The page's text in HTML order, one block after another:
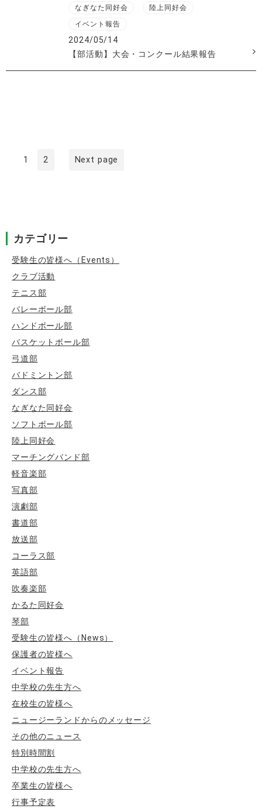
なぎなた同好会
陸上同好会
イベント報告
2024/05/14
【部活動】大会・コンクール結果報告
ン
Page
1 Page
2 Next page
カテゴリー
受験生の皆様へ（Events）
クラブ活動
テニス部
バレーボール部
ハンドボール部
バスケットボール部
弓道部
バドミントン部
ダンス部
なぎなた同好会
ソフトボール部
陸上同好会
マーチングバンド部
軽音楽部
写真部
演劇部
書道部
放送部
コーラス部
英語部
吹奏楽部
かるた同好会
琴部
受験生の皆様へ（News）
保護者の皆様へ
イベント報告
中学校の先生方へ
在校生の皆様へ
ニュージーランドからのメッセージ
その他のニュース
特別時間割
中学校の先生方へ
卒業生の皆様へ
行事予定表